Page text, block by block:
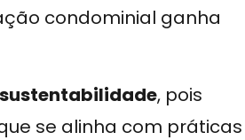
condominial ganha
sustentabilidade, pois
se alinha com práticas